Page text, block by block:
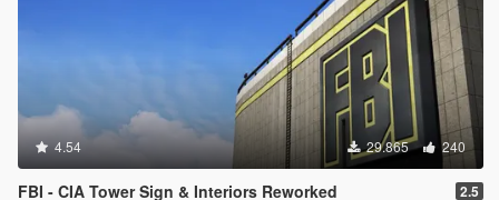
4.54 29.865 240
FBI - CIA Tower Sign & Interiors Reworked 2.5